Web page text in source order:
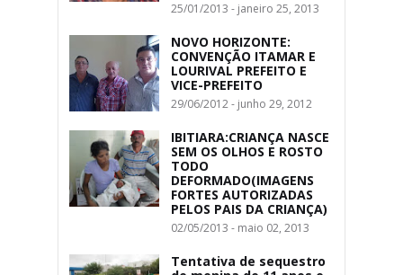
25/01/2013 - janeiro 25, 2013
NOVO HORIZONTE:
CONVENÇÃO ITAMAR E
LOURIVAL PREFEITO E
VICE-PREFEITO
29/06/2012 - junho 29, 2012
IBITIARA:CRIANÇA NASCE
SEM OS OLHOS E ROSTO
TODO
DEFORMADO(IMAGENS
FORTES AUTORIZADAS
PELOS PAIS DA CRIANÇA)
02/05/2013 - maio 02, 2013
Tentativa de sequestro